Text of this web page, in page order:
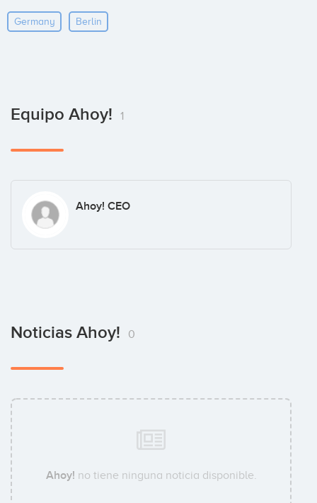
Germany Berlin
Equipo Ahoy! 1
Ahoy! CEO
Noticias Ahoy! 0
Ahoy! no tiene ninguna noticia disponible.